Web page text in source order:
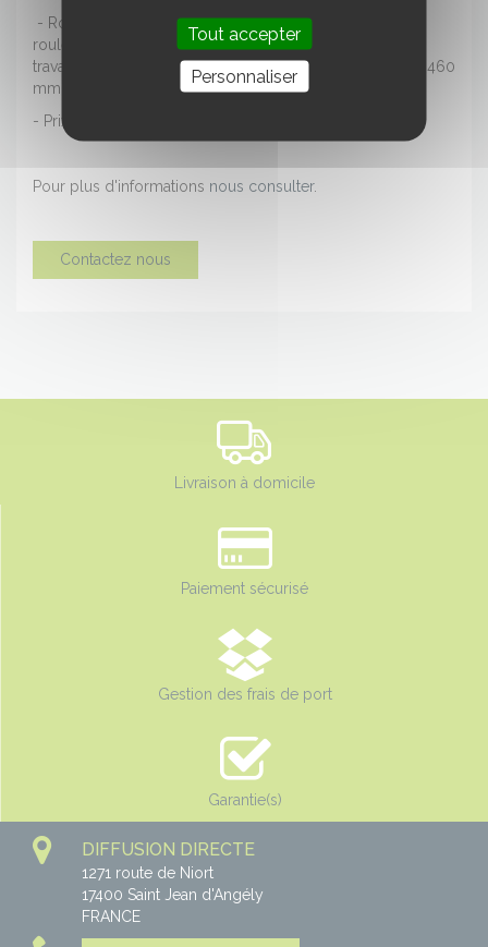
- Rouleau destructeur MANDAM WN 3.0 Tandem (type
rouleau FACA) neuf défraichi (année 2022) - largeur de
travail : 3 m - attelage frontal - double rouleau diamètre 460
mm - lames boulonnées.
- Prix HT - matériel disponible en stock.
Pour plus d'informations nous consulter.
Contactez nous
Livraison à domicile
Paiement sécurisé
Gestion des frais de port
Garantie(s)
DIFFUSION DIRECTE
1271 route de Niort
17400 Saint Jean d'Angély
FRANCE
Tout accepter
Personnaliser